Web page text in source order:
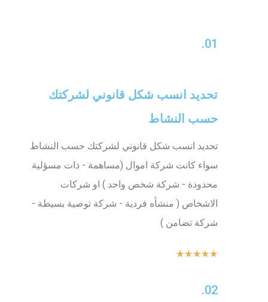
01.
تحديد انسب شكل قانوني لشركتك
حسب النشاط
تحديد انسب شكل قانوني لشركتك حسب النشاط
سواء كانت شركة اموال (مساهمة - ذات مسؤلية
محدودة - شركة شخص واحد ) او شركات
الاشخاص ( منشأه فردية - شركة توصية بسيطة -
شركة تضامن )
★
★
★
★
★
02.